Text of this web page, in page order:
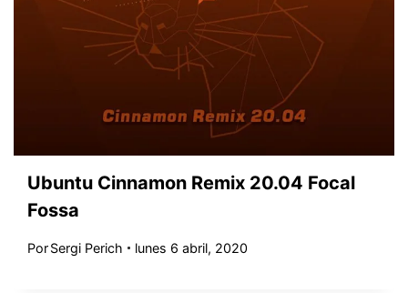
Ubuntu Cinnamon Remix 20.04 Focal
Fossa
PorSergi Perich lunes 6 abril, 2020